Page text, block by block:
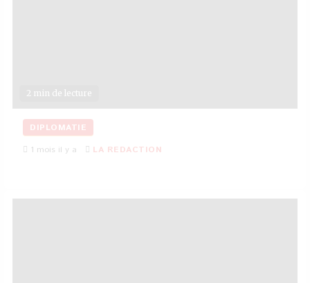
2 min de lecture
DIPLOMATIE
1 mois il y a
LA REDACTION